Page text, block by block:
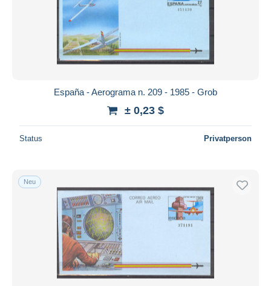
España - Aerograma n. 209 - 1985 - Grob
± 0,23 $
Status Privatperson
Neu